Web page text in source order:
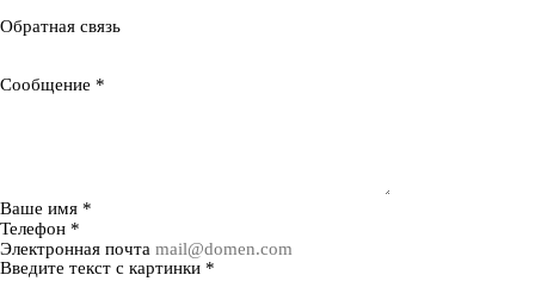
Обратная связь
Сообщение *
Ваше имя *
Телефон *
Электронная почта
Введите текст с картинки *